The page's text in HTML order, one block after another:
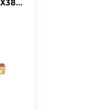
BAKPAPIER VELLEN 42X38CM/PAK 25V